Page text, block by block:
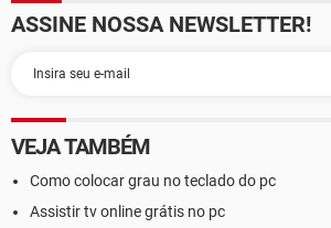
ASSINE NOSSA NEWSLETTER!
VEJA TAMBÉM
Como colocar grau no teclado do pc
Assistir tv online grátis no pc